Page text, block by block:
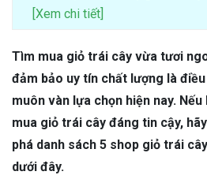
[Xem chi tiết]
Tìm mua giỏ trái cây vừa tươi
đảm bảo uy tín chất lượng là
muôn vàn lựa chọn hiện nay.
mua giỏ trái cây đáng tin cậy,
phá danh sách 5 shop giỏ trái
dưới đây.